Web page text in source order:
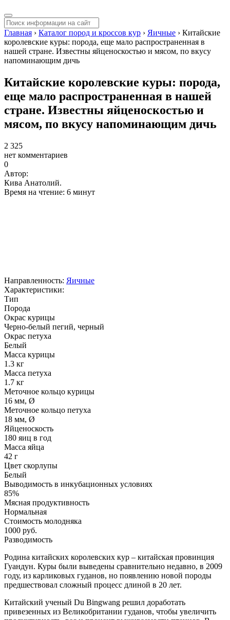
Главная › Каталог пород и кроссов кур › Яичные › Китайские
королевские куры: порода, еще мало распространенная в
нашей стране. Известны яйценоскостью и мясом, по вкусу
напоминающим дичь
Китайские королевские куры: порода,
еще мало распространенная в нашей
стране. Известны яйценоскостью и
мясом, по вкусу напоминающим дичь
2 325
нет комментариев
0
Автор:
Кива Анатолий.
Время на чтение: 6 минут
Направленность: Яичные
Характеристики:
Тип
Порода
Окрас курицы
Черно-белый пегий, черный
Окрас петуха
Белый
Масса курицы
1.3 кг
Масса петуха
1.7 кг
Меточное кольцо курицы
16 мм, Ø
Меточное кольцо петуха
18 мм, Ø
Яйценоскость
180 яиц в год
Масса яйца
42 г
Цвет скорлупы
Белый
Выводимость в инкубационных условиях
85%
Мясная продуктивность
Нормальная
Стоимость молодняка
1000 руб.
Разводимость
Родина китайских королевских кур – китайская провинция
Гуандун. Куры были выведены сравнительно недавно, в 2009
году, из карликовых гуданов, но появлению новой породы
предшествовал сложный процесс длиной в 20 лет.
Китайский ученый Du Bingwang решил доработать
привезенных из Великобритании гуданов, чтобы увеличить